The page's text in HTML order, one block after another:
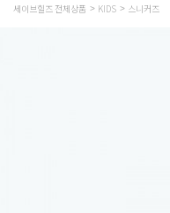
세이브힐즈 전체상품 KIDS 스니커즈